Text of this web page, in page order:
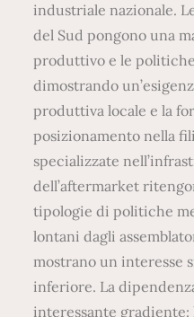
industriale nazionale.
del Sud pongono una
produttivo e le
dimostrando
produttiva locale e la
posizionamento nella
specializzate
dell’aftermarket
tipologie di politiche
lontani dagli
mostrano un interesse
inferiore. La
interessante gradiente: